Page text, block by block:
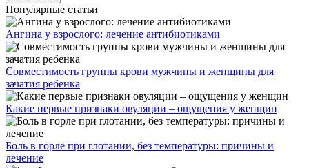
Популярные статьи
Ангина у взрослого: лечение антибиотиками
Совместимость группы крови мужчины и женщины для
зачатия ребенка
Какие первые признаки овуляции – ощущения у женщин
Боль в горле при глотании, без температуры: причины и
лечение